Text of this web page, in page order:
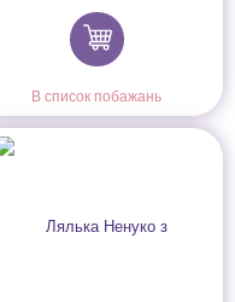
В список побажань